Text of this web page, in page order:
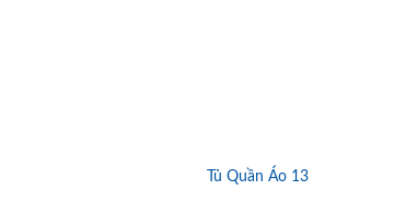
Tủ Quần Áo 13